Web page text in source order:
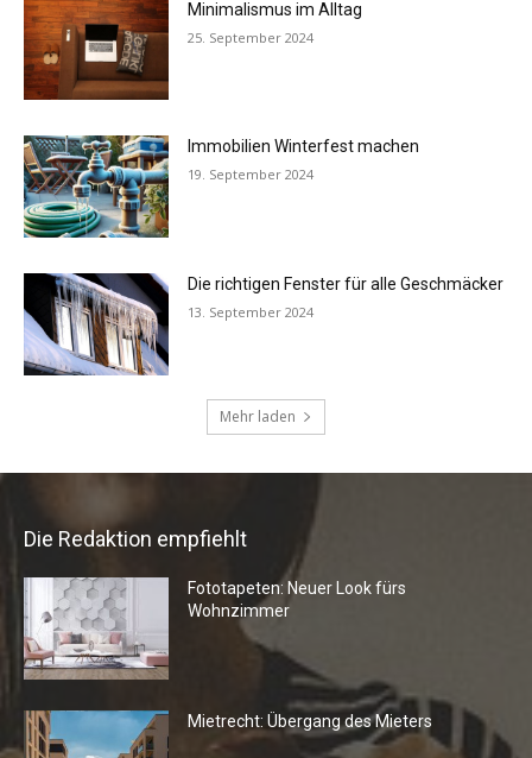
Die Redaktion empfiehlt
Fototapeten: Neuer Look fürs
Wohnzimmer
Mietrecht: Übergang des Mieters